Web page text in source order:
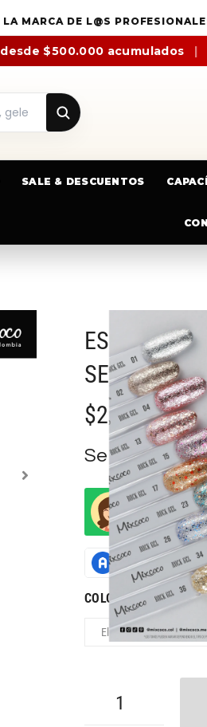
LA MARCA DE L@S
desde $500.000 acumulados |
SALE & DESCUENTOS
ESMALTE
$26000
Selecciona
Mixcoco /
¿Necesitas
COLORES ROCK GEL